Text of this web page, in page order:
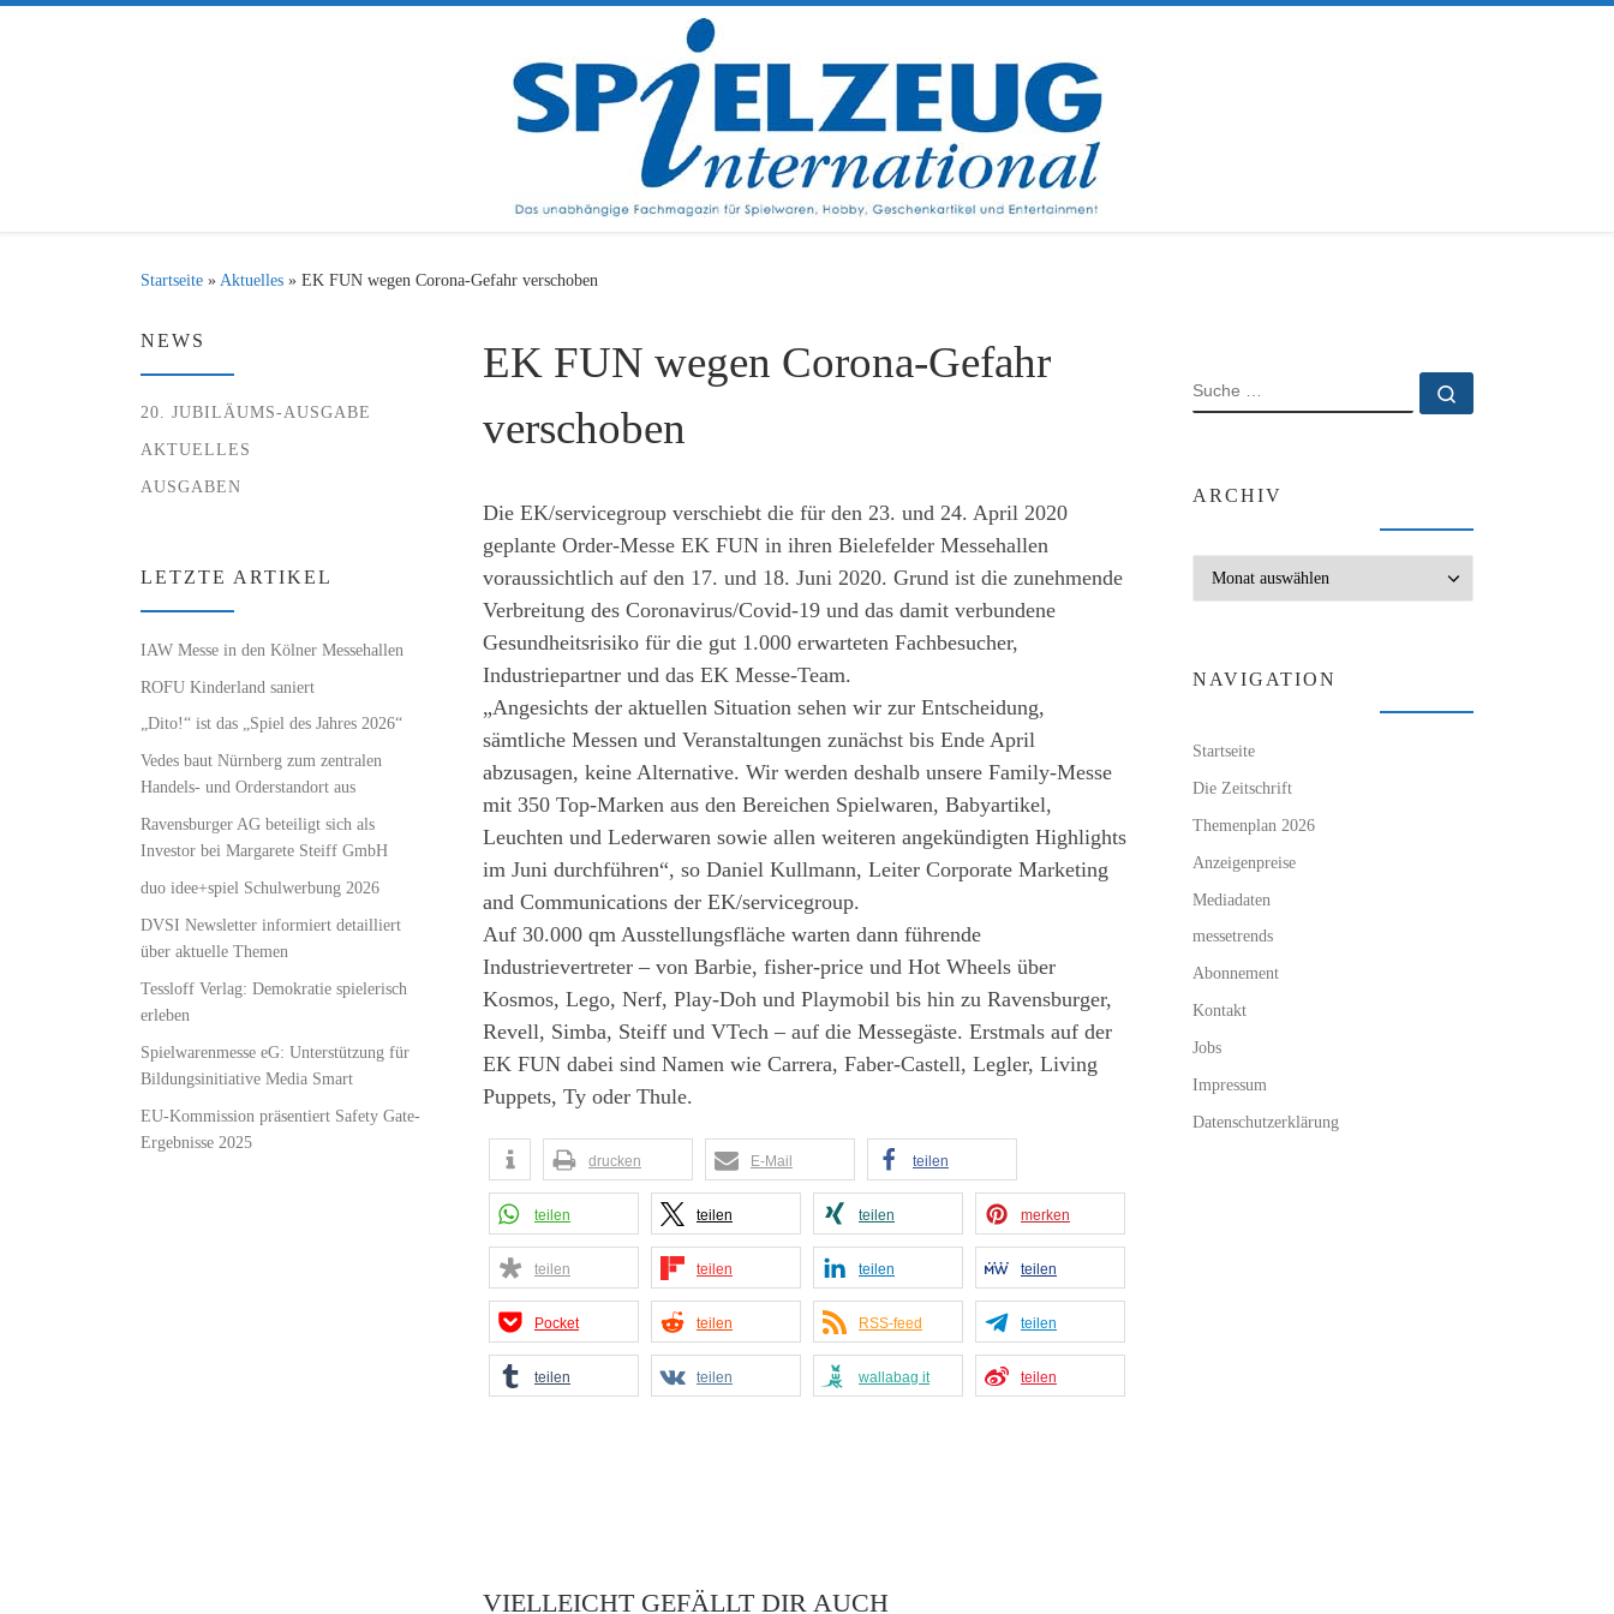
Startseite »Aktuelles » EK FUN wegen Corona-Gefahr verschoben
EK FUN wegen Corona-Gefahr
verschoben
Die EK/servicegroup verschiebt die für den 23. und 24. April 2020
geplante Order-Messe EK FUN in ihren Bielefelder Messehallen
voraussichtlich auf den 17. und 18. Juni 2020. Grund ist die zunehmende
Verbreitung des Coronavirus/Covid-19 und das damit verbundene
Gesundheitsrisiko für die gut 1.000 erwarteten Fachbesucher,
Industriepartner und das EK Messe-Team.
„Angesichts der aktuellen Situation sehen wir zur Entscheidung,
sämtliche Messen und Veranstaltungen zunächst bis Ende April
abzusagen, keine Alternative. Wir werden deshalb unsere Family-Messe
mit 350 Top-Marken aus den Bereichen Spielwaren, Babyartikel,
Leuchten und Lederwaren sowie allen weiteren angekündigten Highlights
im Juni durchführen“, so Daniel Kullmann, Leiter Corporate Marketing
and Communications der EK/servicegroup.
Auf 30.000 qm Ausstellungsfläche warten dann führende
Industrievertreter – von Barbie, fisher-price und Hot Wheels über
Kosmos, Lego, Nerf, Play-Doh und Playmobil bis hin zu Ravensburger,
Revell, Simba, Steiff und VTech – auf die Messegäste. Erstmals auf der
EK FUN dabei sind Namen wie Carrera, Faber-Castell, Legler, Living
Puppets, Ty oder Thule.
drucken E-Mail teilen
teilen teilen teilen merken
teilen teilen teilen teilen
Pocket teilen RSS-feed teilen
teilen teilen wallabag it teilen
VIELLEICHT GEFÄLLT DIR AUCH
NEWS
20. JUBILÄUMS-AUSGABE
AKTUELLES
AUSGABEN
LETZTE ARTIKEL
IAW Messe in den Kölner Messehallen
ROFU Kinderland saniert
„Dito!“ ist das „Spiel des Jahres 2026“
Vedes baut Nürnberg zum zentralen
Handels- und Orderstandort aus
Ravensburger AG beteiligt sich als
Investor bei Margarete Steiff GmbH
duo idee+spiel Schulwerbung 2026
DVSI Newsletter informiert detailliert
über aktuelle Themen
Tessloff Verlag: Demokratie spielerisch
erleben
Spielwarenmesse eG: Unterstützung für
Bildungsinitiative Media Smart
EU-Kommission präsentiert Safety Gate-
Ergebnisse 2025
SUCHE
ARCHIV
NAVIGATION
Startseite
Die Zeitschrift
Themenplan 2026
Anzeigenpreise
Mediadaten
messetrends
Abonnement
Kontakt
Jobs
Impressum
Datenschutzerklärung